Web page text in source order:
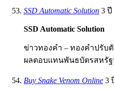
SSD Automatic Solution 3
SSD Automatic Solution
ข่าวทองคำ – ทองคำปรับ
ผลตอบแทนพันธบัตรสหรั
Buy Snake Venom Online 3